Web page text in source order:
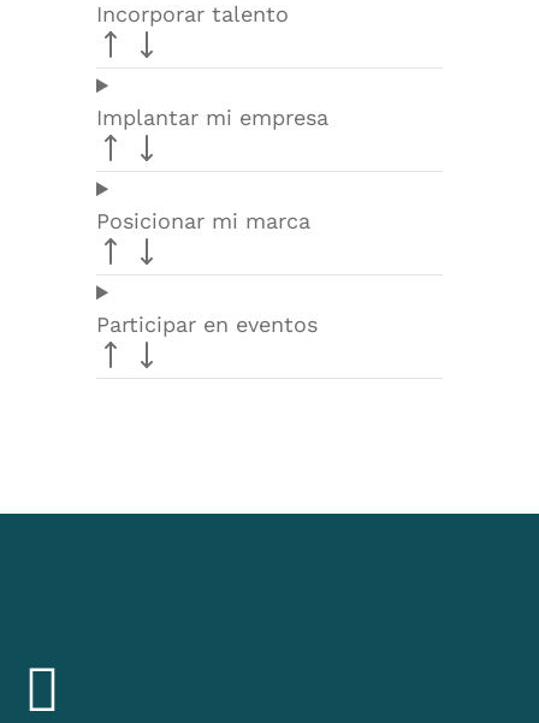
Incorporar talento
Implantar mi empresa
Posicionar mi marca
Participar en eventos